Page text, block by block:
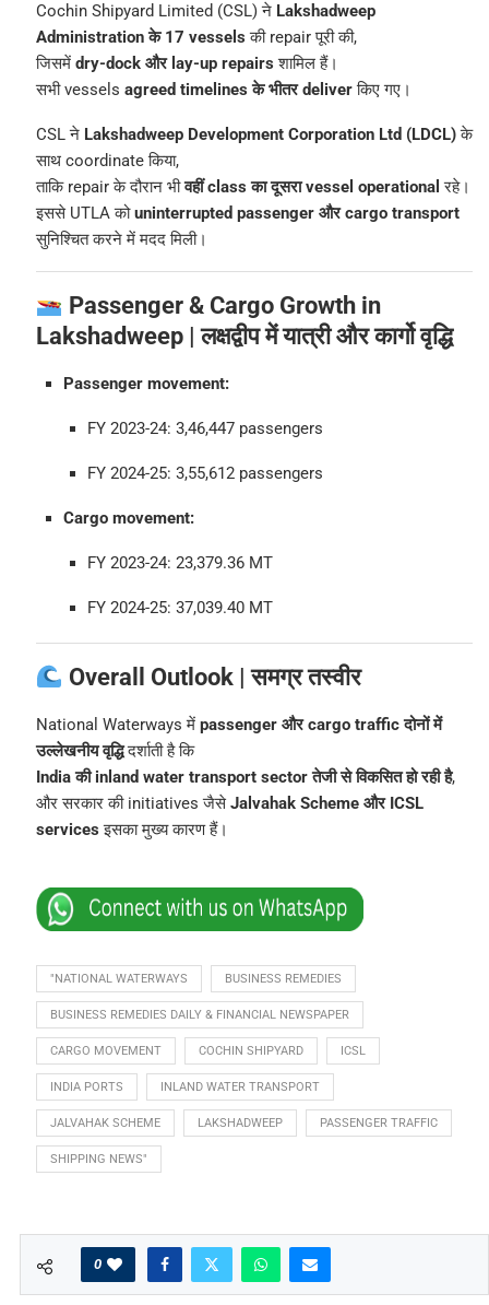
Cochin Shipyard Limited (CSL) ने Lakshadweep
Administration के 17 vessels की repair पूरी की,
जिसमें dry-dock और lay-up repairs शामिल हैं।
सभी vessels agreed timelines के भीतर deliverकिए गए।
CSL ने Lakshadweep Development Corporation Ltd (LDCL)के
साथ coordinate किया,
ताकि repair के दौरान भीवहीं class का दूसरा vessel operational रहे।
इससे UTLA कोuninterrupted passenger और cargo transport
सुनिश्चित करने में मदद मिली।
Passenger & Cargo Growth in
Lakshadweep | लक्षद्वीप में यात्री और कार्गो वृद्धि
Passenger movement:
FY 2023-24: 3,46,447 passengers
FY 2024-25: 3,55,612 passengers
Cargo movement:
FY 2023-24: 23,379.36 MT
FY 2024-25: 37,039.40 MT
Overall Outlook | समग्र तस्वीर
National Waterways में passenger और cargo traffic दोनों में
उल्लेखनीय वृद्धिदर्शाती है कि
India की inland water transport sector तेजी से विकसित हो रही है,
और सरकार की initiatives जैसेJalvahak Scheme और ICSL
services इसका मुख्य कारण हैं।
"NATIONAL WATERWAYS BUSINESS REMEDIES
BUSINESS REMEDIES DAILY & FINANCIAL NEWSPAPER
CARGO MOVEMENT COCHIN SHIPYARD ICSL
INDIA PORTS INLAND WATER TRANSPORT
JALVAHAK SCHEME LAKSHADWEEP PASSENGER TRAFFIC
SHIPPING NEWS"
0